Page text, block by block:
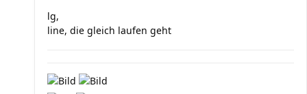
lg,
line, die gleich laufen geht